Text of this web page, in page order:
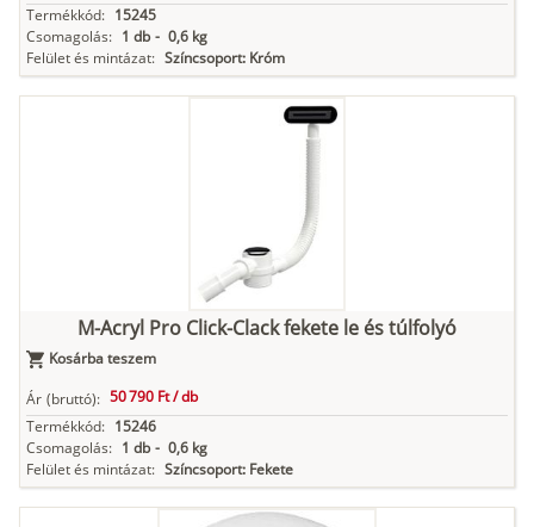
Termékkód: 15245
Csomagolás: 1 db - 0,6 kg
Felület és mintázat: Színcsoport: Króm
M-Acryl Pro Click-Clack fekete le és túlfolyó
Kosárba teszem
Ár (bruttó): 50 790 Ft /db
Termékkód: 15246
Csomagolás: 1 db - 0,6 kg
Felület és mintázat: Színcsoport: Fekete